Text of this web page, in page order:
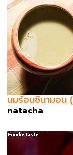
นมร้อนซินามอน
natacha